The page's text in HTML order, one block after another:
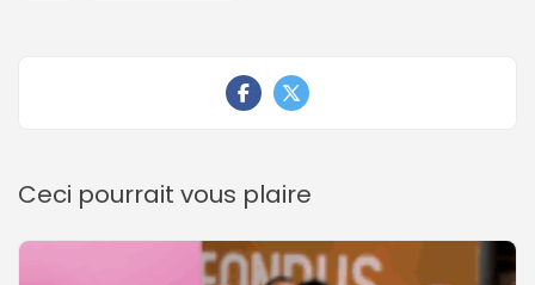
Ceci pourrait vous plaire